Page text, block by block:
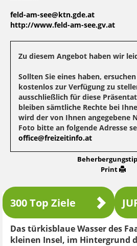
feld-am-see@ktn.gde.at
http://www.feld-am-see.gv.at
Zu diesem Angebot haben wir
Sollten Sie eines haben,
kostenlos zur Verfügung zu
ausschließlich für diese
bleiben sämtliche Rechte bei
wird der von Ihnen angegebene
Foto bitte an folgende Adresse
office@freizeitinfo.at
Print
300 Top Ziele
Das türkisblaue Wasser des
kleinen Insel, im Hintergrund